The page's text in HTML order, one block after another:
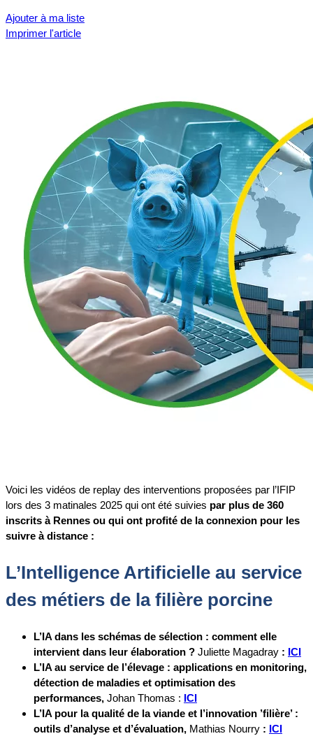
Ajouter à ma liste
Imprimer l'article
Voici les vidéos de replay des interventions proposées par l’IFIP
lors des 3 matinales 2025 qui ont été suivies par plus de 360
inscrits à Rennes ou qui ont profité de la connexion pour les
suivre à distance :
L’Intelligence Artificielle au service
des métiers de la filière porcine
L’IA dans les schémas de sélection : comment elle
intervient dans leur élaboration ? Juliette Magadray : ICI
L’IA au service de l’élevage : applications en monitoring,
détection de maladies et optimisation des
performances, Johan Thomas : ICI
L’IA pour la qualité de la viande et l’innovation ’filière’ :
outils d’analyse et d’évaluation, Mathias Nourry : ICI